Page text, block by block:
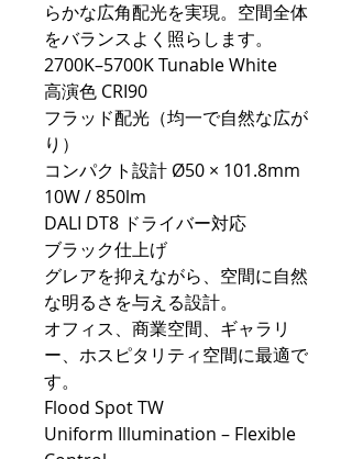
らかな広角配光を実現。空間全体
をバランスよく照らします。
2700K–5700K Tunable White
高演色 CRI90
フラッド配光（均一で自然な広が
り）
コンパクト設計 Ø50 × 101.8mm
10W / 850lm
DALI DT8 ドライバー対応
ブラック仕上げ
グレアを抑えながら、空間に自然
な明るさを与える設計。
オフィス、商業空間、ギャラリ
ー、ホスピタリティ空間に最適で
す。
Flood Spot TW
Uniform Illumination – Flexible